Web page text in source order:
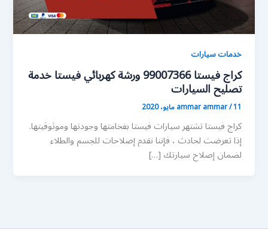
خدمات سيارات
كراج فيستا 99007366 ورشة كهربائي فيستا خدمة
تصليح السيارات
ammar ammar/11 مايو، 2020
كراج فيستا تشتهر سيارات فيستا بفخامتها وجودتها وموثوقيتها.
إذا تعرضت لحادث ، فإننا نقدم إصلاحات للجسم والطلاء
لضمان إصلاح سيارتك […]